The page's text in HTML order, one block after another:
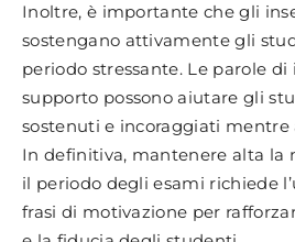
Inoltre, è importante che gli
sostengano attivamente gli
periodo stressante. Le parole
supporto possono aiutare gli
sostenuti e incoraggiati
In definitiva, mantenere alta la
il periodo degli esami richiede
frasi di motivazione per